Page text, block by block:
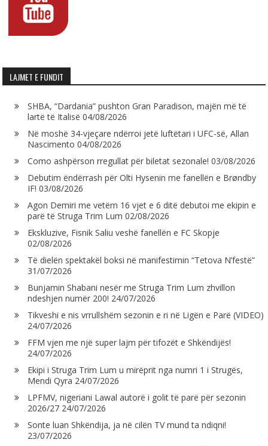
LAJMET E FUNDIT
SHBA, “Dardania” pushton Gran Paradison, majën më të
lartë të Italisë 04/08/2026
Në moshë 34-vjeçare ndërroi jetë luftëtari i UFC-së, Allan
Nascimento 04/08/2026
Como ashpërson rregullat për biletat sezonale! 03/08/2026
Debutim ëndërrash për Olti Hysenin me fanellën e Brøndby
IF! 03/08/2026
Agon Demiri me vetëm 16 vjet e 6 ditë debutoi me ekipin e
parë të Struga Trim Lum 02/08/2026
Ekskluzive, Fisnik Saliu veshë fanellën e FC Skopje
02/08/2026
Të dielën spektakël boksi në manifestimin “Tetova N’festë”
31/07/2026
Bunjamin Shabani nesër me Struga Trim Lum zhvillon
ndeshjen numër 200! 24/07/2026
Tikveshi e nis vrrullshëm sezonin e ri në Ligën e Parë (VIDEO)
24/07/2026
FFM vjen me një super lajm për tifozët e Shkëndijës!
24/07/2026
Ekipi i Struga Trim Lum u mirëprit nga numri 1 i Strugës,
Mendi Qyra 24/07/2026
LPFMV, nigeriani Lawal autorë i golit të parë për sezonin
2026/27 24/07/2026
Sonte luan Shkëndija, ja në cilën TV mund ta ndiqni!
23/07/2026